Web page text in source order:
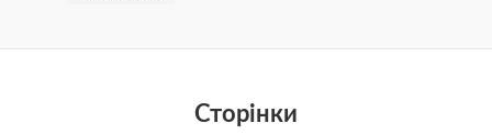
Сторінки